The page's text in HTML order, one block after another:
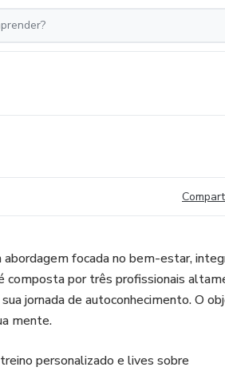
focada no bem-estar,
composta por três profissionais
jornada de autoconhecimento. O
mente.
personalizado e lives sobre